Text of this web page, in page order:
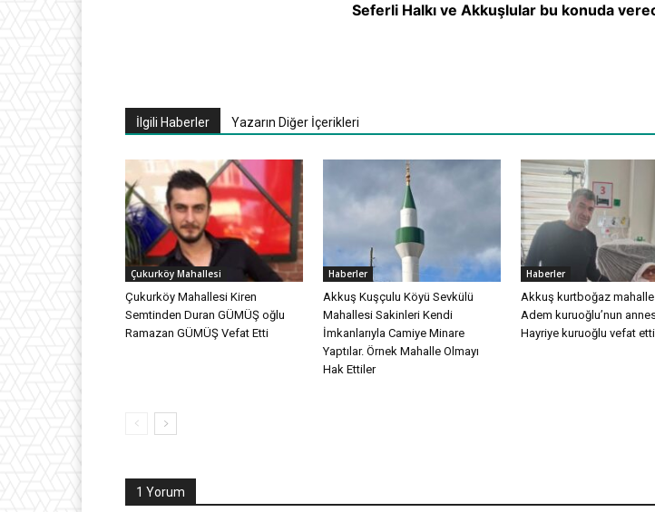
Seferli Halkı ve Akkuşlular bu konuda
İlgili Haberler Yazarın Diğer İçerikleri
Çukurköy Mahallesi
Çukurköy Mahallesi Kiren
Semtinden Duran GÜMÜŞ oğlu
Ramazan GÜMÜŞ Vefat Etti
Haberler
Akkuş Kuşçulu Köyü Sevkülü
Mahallesi Sakinleri Kendi
İmkanlarıyla Camiye Minare
Yaptılar. Örnek Mahalle Olmayı
Hak Ettiler
Haberler
Akkuş kurtboğaz
Adem kuruoğlu’nun
Hayriye kuruoğlu vefat etti
1 Yorum